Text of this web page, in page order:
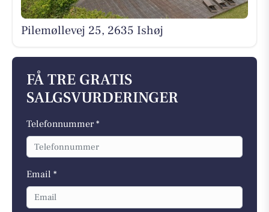
Pilemøllevej 25, 2635 Ishøj
FÅ TRE GRATIS
SALGSVURDERINGER
Telefonnummer *
Email *